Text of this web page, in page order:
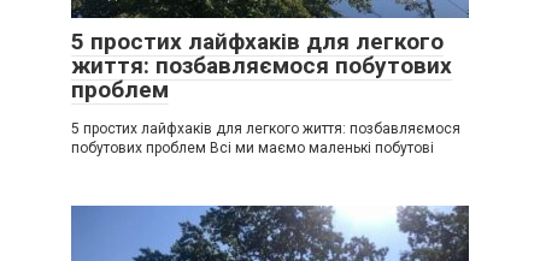
5 простих лайфхаків для легкого
життя: позбавляємося побутових
проблем
5 простих лайфхаків для легкого життя: позбавляємося
побутових проблем Всі ми маємо маленькі побутові